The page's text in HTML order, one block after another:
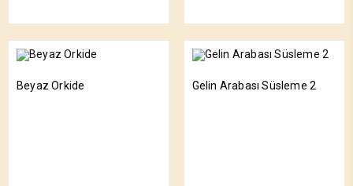
Beyaz Orkide Gelin Arabası Süsleme 2